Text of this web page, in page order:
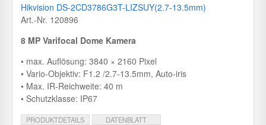
Hikvision DS-2CD3786G3T-LIZSUY(2.7-13.5mm)
Art.-Nr. 120896
8 MP Varifocal Dome Kamera
• max. Auflösung: 3840 × 2160 Pixel
• Vario-Objektiv: F1.2 /2.7-13.5mm, Auto-iris
• Max. IR-Reichweite: 40 m
• Schutzklasse: IP67
PRODUKTDETAILS
DATENBLATT